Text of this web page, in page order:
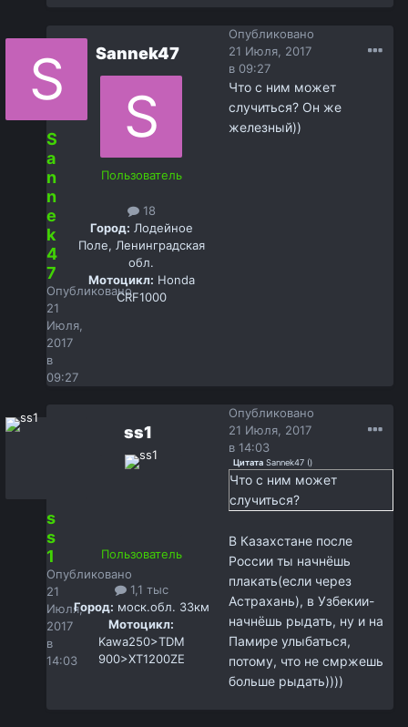
S
a
n
n
e
k
4
7
Опубликовано
21
Июля,
2017
в
09:27
Sannek47
Пользователь
18
Город: Лодейное
Поле, Ленинградская
обл.
Мотоцикл: Honda
CRF1000
Опубликовано
21 Июля, 2017
в 09:27
Что с ним может
случиться? Он же
железный))
s
s
1
Опубликовано
21
Июля,
2017
в
14:03
ss1
Пользователь
1,1 тыс
Город: моск.обл. 33км
Мотоцикл:
Kawa250>TDM
900>XT1200ZE
Опубликовано
21 Июля, 2017
в 14:03
Цитата Sannek47 ()
Что с ним может
случиться?
В Казахстане после
России ты начнёшь
плакать(если через
Астрахань), в Узбекии-
начнёшь рыдать, ну и на
Памире улыбаться,
потому, что не смржешь
больше рыдать))))